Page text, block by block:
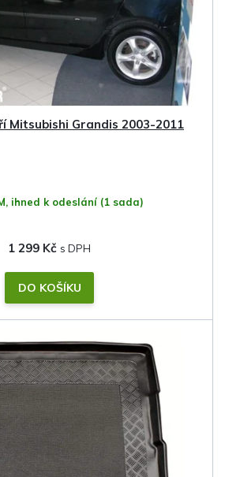
Mitsubishi Grandis 2003-2011
ihned k odeslání (1 sada)
1 299 Kč
DO KOŠÍKU